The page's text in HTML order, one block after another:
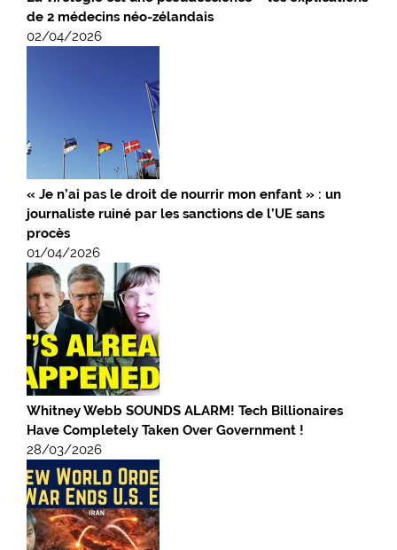
de 2 médecins néo-zélandais
02/04/2026
« Je n’ai pas le droit de nourrir mon enfant » : un
journaliste ruiné par les sanctions de l’UE sans
procès
01/04/2026
Whitney Webb SOUNDS ALARM! Tech Billionaires
Have Completely Taken Over Government !
28/03/2026